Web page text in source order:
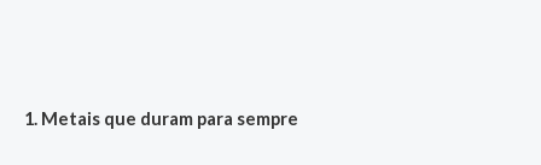
1. Metais que duram para sempre